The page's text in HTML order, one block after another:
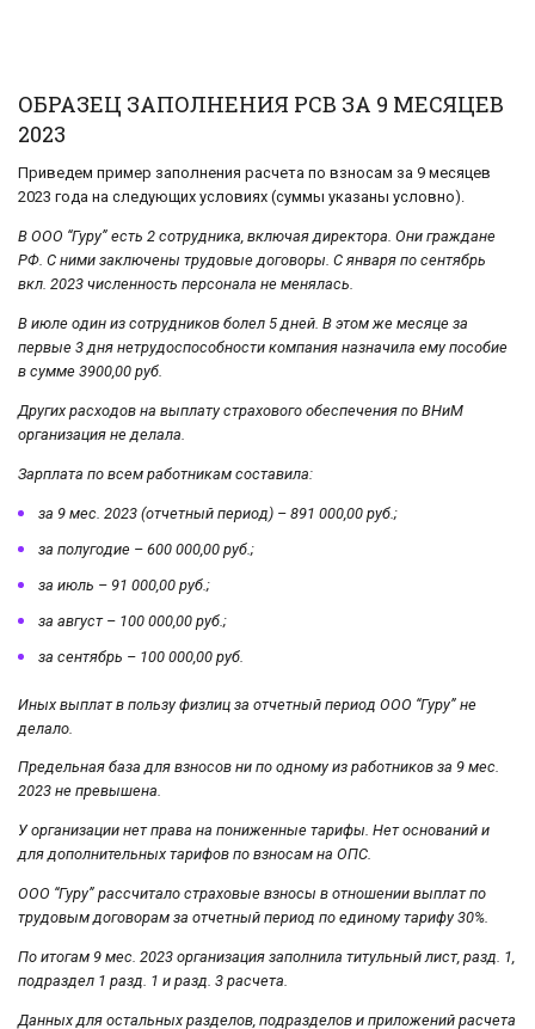
ОБРАЗЕЦ ЗАПОЛНЕНИЯ РСВ ЗА 9 МЕСЯЦЕВ
2023
Приведем пример заполнения расчета по взносам за 9 месяцев
2023 года на следующих условиях (суммы указаны условно).
В ООО “Гуру” есть 2 сотрудника, включая директора. Они граждане
РФ. С ними заключены трудовые договоры. С января по сентябрь
вкл. 2023 численность персонала не менялась.
В июле один из сотрудников болел 5 дней. В этом же месяце за
первые 3 дня нетрудоспособности компания назначила ему пособие
в сумме 3900,00 руб.
Других расходов на выплату страхового обеспечения по ВНиМ
организация не делала.
Зарплата по всем работникам составила:
за 9 мес. 2023 (отчетный период) – 891 000,00 руб.;
за полугодие – 600 000,00 руб.;
за июль – 91 000,00 руб.;
за август – 100 000,00 руб.;
за сентябрь – 100 000,00 руб.
Иных выплат в пользу физлиц за отчетный период ООО “Гуру” не
делало.
Предельная база для взносов ни по одному из работников за 9 мес.
2023 не превышена.
У организации нет права на пониженные тарифы. Нет оснований и
для дополнительных тарифов по взносам на ОПС.
ООО “Гуру” рассчитало страховые взносы в отношении выплат по
трудовым договорам за отчетный период по единому тарифу 30%.
По итогам 9 мес. 2023 организация заполнила титульный лист, разд. 1,
подраздел 1 разд. 1 и разд. 3 расчета.
Данных для остальных разделов, подразделов и приложений расчета